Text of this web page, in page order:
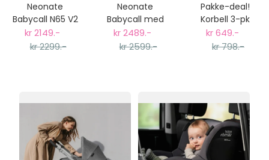
Neonate
Babycall N65 V2
- Best i Test
kr 2149.-
kr 2299.-
Neonate
Babycall med
Kamera, BC-
8000DV
kr 2489.-
kr 2599.-
Pakke-deal!
Korbell 3-pk
bleieposer inkl.
bleiebøtte
kr 649.-
kr 798.-